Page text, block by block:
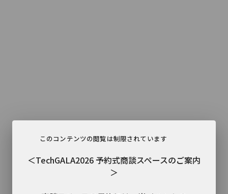
このコンテンツの閲覧は制限されています
＜TechGALA2026 予約式商談スペースのご案内
＞